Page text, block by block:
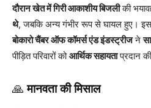
दौरान खेत में गिरी आकाशीय बिजलीकी
थे, जबकि अन्य गंभीर रूप से घायल हुए।
बोकारो चैंबर ऑफ कॉमर्स एंड इंडस्ट्रीजने
पीड़ित परिवारों कोआर्थिक सहायताप्रदान
🙏मानवता की मिसाल